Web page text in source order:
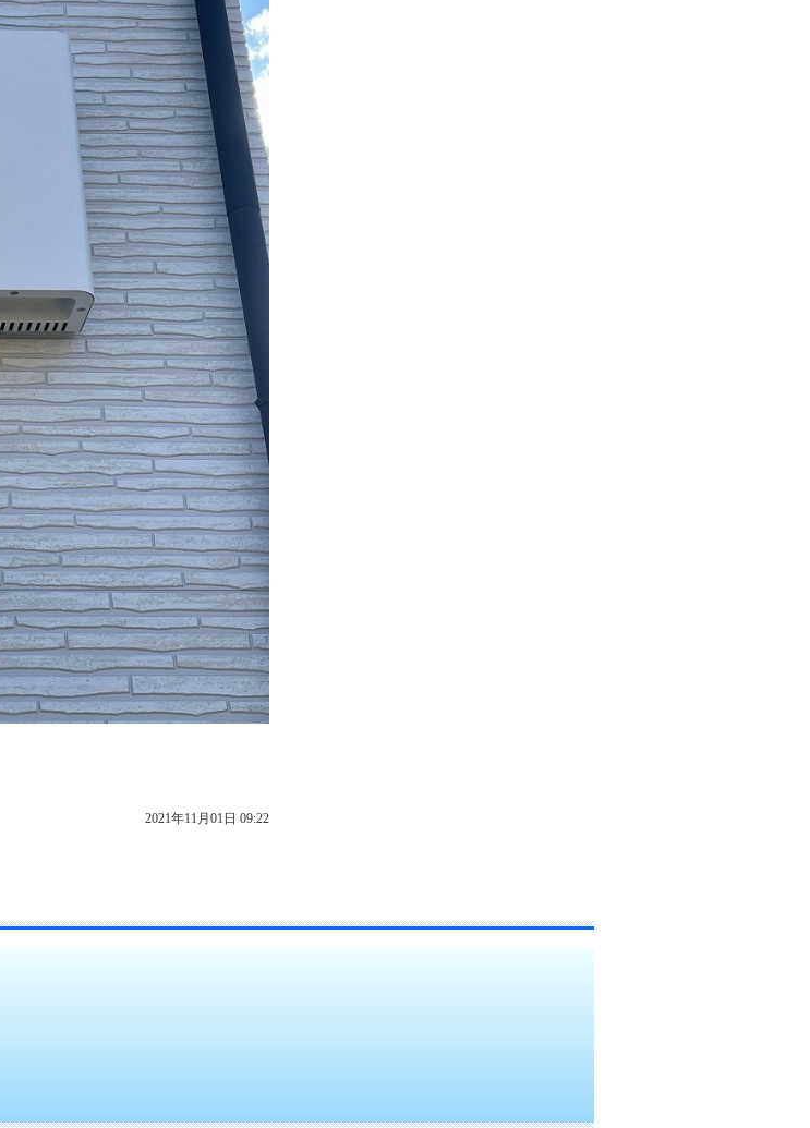
2021年11月01日 09:22